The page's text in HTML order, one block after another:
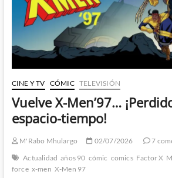
Shirow
por
adaptación
fiel
CINE Y TV CÓMIC TELEVISIÓN
Vuelve X-Men’97…
espacio-tiempo!
M'Rabo Mhulargo 02/07/2026
7
Actualidad años 90 cómic comics Factor X
force x-men X-Men 97